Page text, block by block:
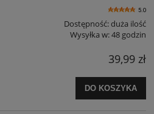
5.0
Dostępność:duża ilość
Wysyłka w:48 godzin
39,99 zł
DO KOSZYKA